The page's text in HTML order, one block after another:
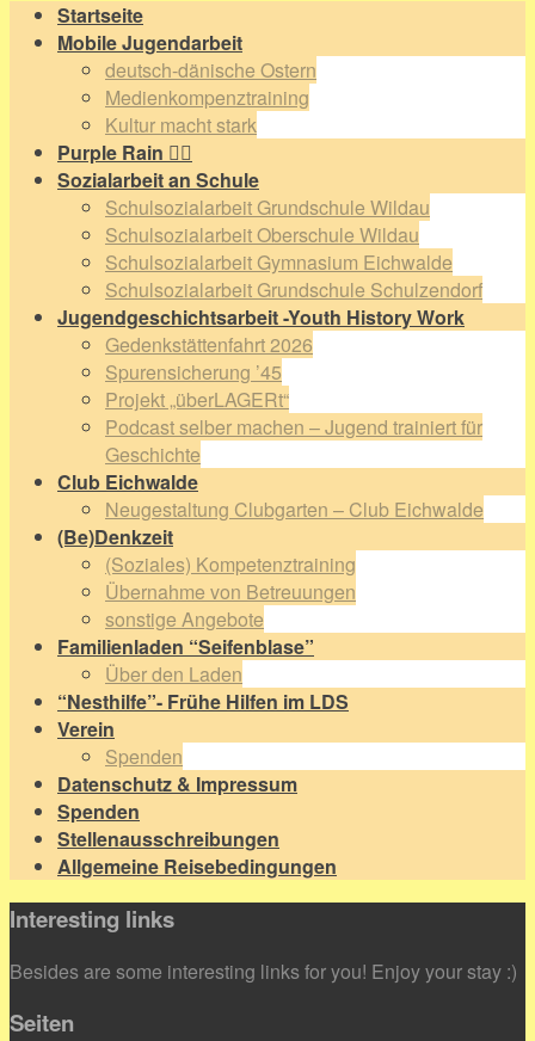
Startseite
Mobile Jugendarbeit
deutsch-dänische Ostern
Medienkompenztraining
Kultur macht stark
Purple Rain 🏳️‍🌈
Sozialarbeit an Schule
Schulsozialarbeit Grundschule Wildau
Schulsozialarbeit Oberschule Wildau
Schulsozialarbeit Gymnasium Eichwalde
Schulsozialarbeit Grundschule Schulzendorf
Jugendgeschichtsarbeit -Youth History Work
Gedenkstättenfahrt 2026
Spurensicherung ’45
Projekt „überLAGERt“
Podcast selber machen – Jugend trainiert für
Geschichte
Club Eichwalde
Neugestaltung Clubgarten – Club Eichwalde
(Be)Denkzeit
(Soziales) Kompetenztraining
Übernahme von Betreuungen
sonstige Angebote
Familienladen “Seifenblase”
Über den Laden
“Nesthilfe”- Frühe Hilfen im LDS
Verein
Spenden
Datenschutz & Impressum
Spenden
Stellenausschreibungen
Allgemeine Reisebedingungen
Interesting links
Besides are some interesting links for you! Enjoy your stay :)
Seiten